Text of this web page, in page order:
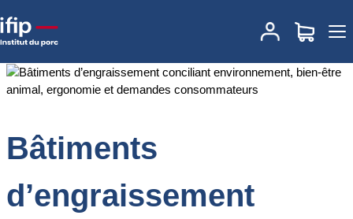
Accueil
Bâtiments d’engraissement conciliant
environnement, bien-être animal, ergonomie et demandes
Bâtiments
d’engraissement